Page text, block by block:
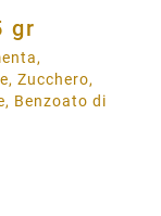
gr
Zucchero,
Benzoato di